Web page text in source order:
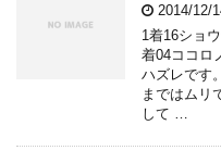
2014/12/
1着16ショ
着04ココロ
ハズレです
まではムリ
して …